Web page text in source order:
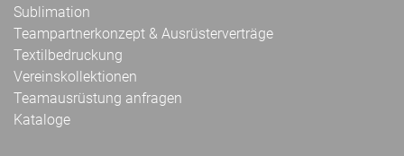
Sublimation
Teampartnerkonzept & Ausrüsterverträge
Textilbedruckung
Vereinskollektionen
Teamausrüstung anfragen
Kataloge